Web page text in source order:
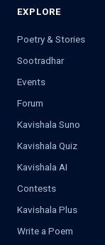
EXPLORE
Poetry & Stories
Sootradhar
Events
Forum
Kavishala Suno
Kavishala Quiz
Kavishala AI
Contests
Kavishala Plus
Write a Poem